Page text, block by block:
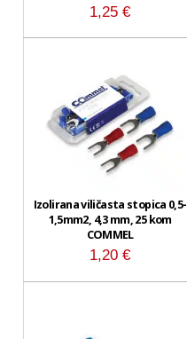
1,25€
Izolirana viličasta stopica 0,5-
1,5mm2, 4,3 mm, 25 kom
COMMEL
1,20€